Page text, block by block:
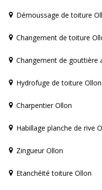
Démoussage de toiture
Changement de toiture
Changement de gouttière
Hydrofuge de toiture Ollon
Charpentier Ollon
Habillage planche de rive
Zingueur Ollon
Etanchéité toiture Ollon